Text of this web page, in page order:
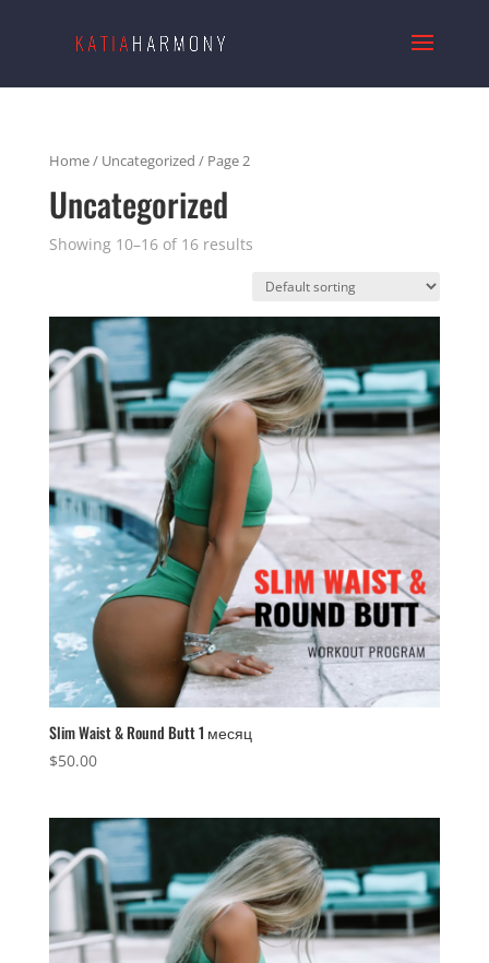
Home/ Uncategorized / Page 2
Uncategorized
Showing 10–16 of 16 results
Slim Waist & Round Butt 1 месяц
$50.00